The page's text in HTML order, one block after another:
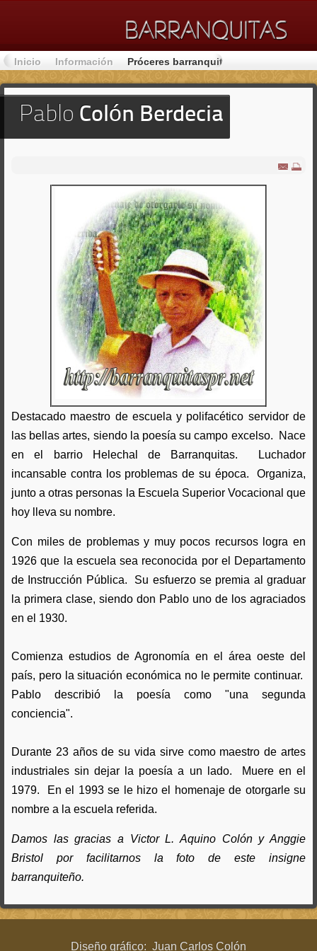
Inicio Información Próceres barranquiteños
Pablo Colón Berdecia
Destacado maestro de escuela y polifacético servidor de
las bellas artes, siendo la poesía su campo excelso. Nace
en el barrio Helechal de Barranquitas. Luchador
incansable contra los problemas de su época. Organiza,
junto a otras personas la Escuela Superior Vocacional que
hoy lleva su nombre.
Con miles de problemas y muy pocos recursos logra en
1926 que la escuela sea reconocida por el Departamento
de Instrucción Pública. Su esfuerzo se premia al graduar
la primera clase, siendo don Pablo uno de los agraciados
en el 1930.
Comienza estudios de Agronomía en el área oeste del
país, pero la situación económica no le permite continuar.
Pablo describió la poesía como "una segunda
conciencia".
Durante 23 años de su vida sirve como maestro de artes
industriales sin dejar la poesía a un lado. Muere en el
1979. En el 1993 se le hizo el homenaje de otorgarle su
nombre a la escuela referida.
Damos las gracias a Victor L. Aquino Colón y Anggie
Bristol por facilitarnos la foto de este insigne
barranquiteño.
Diseño gráfico: Juan Carlos Colón